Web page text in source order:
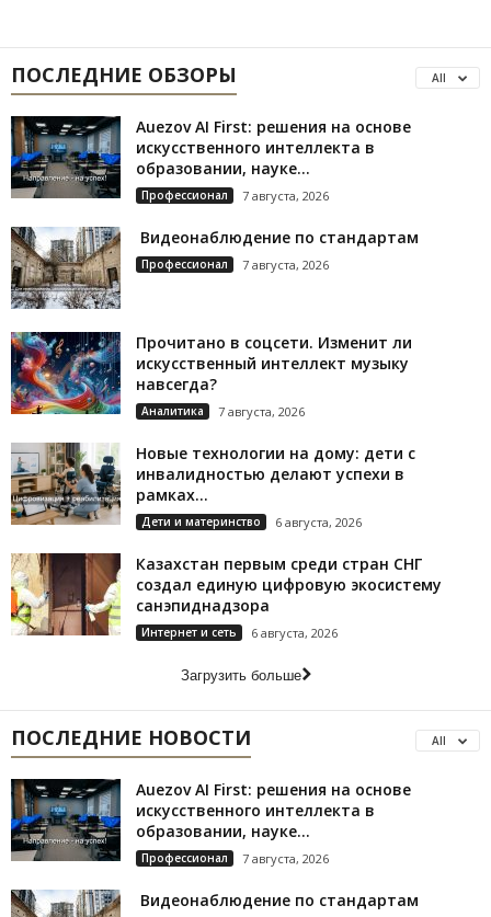
ПОСЛЕДНИЕ ОБЗОРЫ All
Auezov AI First: решения на основе
искусственного интеллекта в
образовании, науке...
Профессионал 7 августа, 2026
Видеонаблюдение по стандартам
Профессионал 7 августа, 2026
Прочитано в соцсети. Изменит ли
искусственный интеллект музыку
навсегда?
Аналитика 7 августа, 2026
Новые технологии на дому: дети с
инвалидностью делают успехи в
рамках...
Дети и материнство 6 августа, 2026
Казахстан первым среди стран СНГ
создал единую цифровую экосистему
санэпиднадзора
Интернет и сеть 6 августа, 2026
Загрузить больше
ПОСЛЕДНИЕ НОВОСТИ All
Auezov AI First: решения на основе
искусственного интеллекта в
образовании, науке...
Профессионал 7 августа, 2026
Видеонаблюдение по стандартам